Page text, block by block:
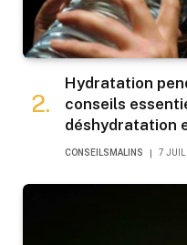
Hydratation
conseils
déshydratation
CONSEILSMALINS 7